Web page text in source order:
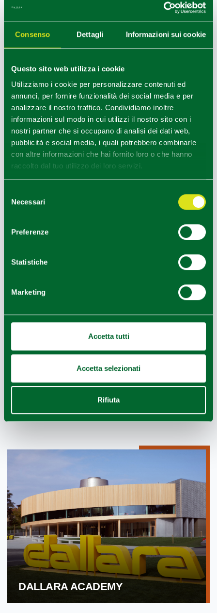
Consenso Dettagli Informazioni sui cookie
Questo sito web utilizza i cookie
Utilizziamo i cookie per personalizzare contenuti ed
annunci, per fornire funzionalità dei social media e per
analizzare il nostro traffico. Condividiamo inoltre
informazioni sul modo in cui utilizzi il nostro sito con i
nostri partner che si occupano di analisi dei dati web,
pubblicità e social media, i quali potrebbero combinarle
con altre informazioni che hai fornito loro o che hanno
raccolto dal tuo utilizzo dei loro servizi.
delNecessari
Preferenze
Statistiche
Marketing
Accetta tutti
Accetta selezionati
Rifiuta
OSTERIA IN SCANDIANO
REGGIO EMILIA HOLIDAY INN
EXPRESS RESTAURANT
DALLARA ACADEMY